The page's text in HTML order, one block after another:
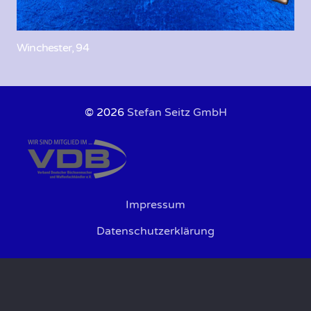
Winchester, 94
© 2026 Stefan Seitz GmbH
Impressum
Datenschutzerklärung